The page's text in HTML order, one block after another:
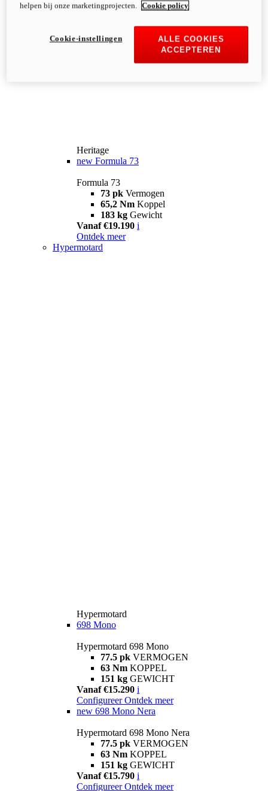
Heritage
new Formula 73
Formula 73
73 pk Vermogen
65,2 Nm Koppel
183 kg Gewicht
Vanaf €19.190 i
Ontdek meer
Hypermotard
Hypermotard
698 Mono
Hypermotard 698 Mono
77.5 pk VERMOGEN
63 Nm KOPPEL
151 kg GEWICHT
Vanaf €15.290 i
Configureer Ontdek meer
new 698 Mono Nera
Hypermotard 698 Mono Nera
77.5 pk VERMOGEN
63 Nm KOPPEL
151 kg GEWICHT
Vanaf €15.790 i
Configureer Ontdek meer
helpen bij onze marketingprojecten.
Cookie policy
ALLE COOKIES
ACCEPTEREN
Cookie-instellingen